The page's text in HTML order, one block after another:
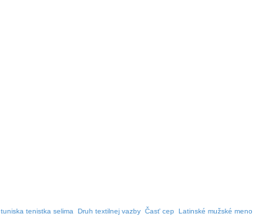
tuniska tenistka selima Druh textilnej vazby Časť cep Latinské mužské meno